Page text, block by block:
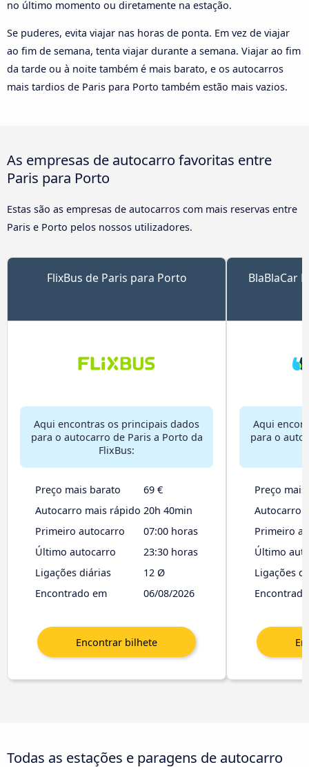
no último momento ou diretamente na estação.
Se puderes, evita viajar nas horas de ponta. Em vez de viajar
ao fim de semana, tenta viajar durante a semana. Viajar ao fim
da tarde ou à noite também é mais barato, e os autocarros
mais tardios de Paris para Porto também estão mais vazios.
As empresas de autocarro favoritas entre
Paris para Porto
Estas são as empresas de autocarros com mais reservas entre
Paris e Porto pelos nossos utilizadores.
FlixBus de Paris para Porto
Aqui encontras os principais dados
para o autocarro de Paris a Porto da
FlixBus:
Preço mais barato
69 €
Autocarro mais rápido 20h 40min
Primeiro autocarro
07:00 horas
Último autocarro
23:30 horas
Ligações diárias
12 Ø
Encontrado em
06/08/2026
BlaBlaCar
Aqui
para o
Preço
Autocarro
Primeiro
Último
Ligações
Todas as estações e paragens de autocarro